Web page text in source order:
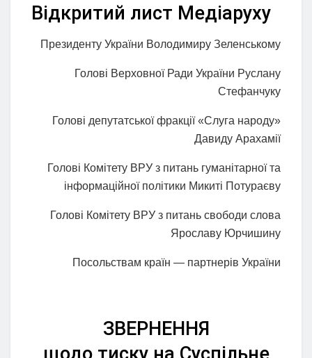
Відкритий лист Медіаруху
Президенту України Володимиру Зеленському
Голові Верховної Ради України Руслану
Стефанчуку
Голові депутатської фракції «Слуга народу»
Давиду Арахамії
Голові Комітету ВРУ з питань гуманітарної та
інформаційної політики Микиті Потураєву
Голові Комітету ВРУ з питань свободи слова
Ярославу Юрчишину
Посольствам країн — партнерів України
ЗВЕРНЕННЯ